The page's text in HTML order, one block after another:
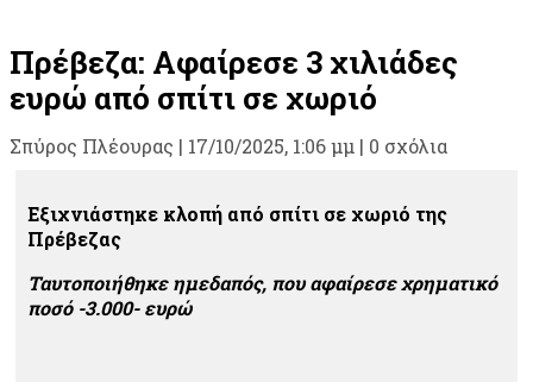
Πρέβεζα: Αφαίρεσε 3 χιλιάδες
ευρώ από σπίτι σε χωριό
Σπύρος Πλέουρας | 17/10/2025, 1:06 μμ | 0 σχόλια
Εξιχνιάστηκε κλοπή από σπίτι σε χωριό της
Πρέβεζας
Ταυτοποιήθηκε ημεδαπός, που αφαίρεσε χρηματικό
ποσό -3.000- ευρώ